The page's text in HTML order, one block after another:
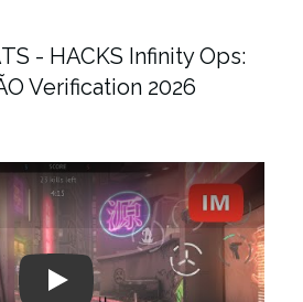
- HACKS Infinity Ops:
Verification 2026
Play: Keynote (Google I/O '18)